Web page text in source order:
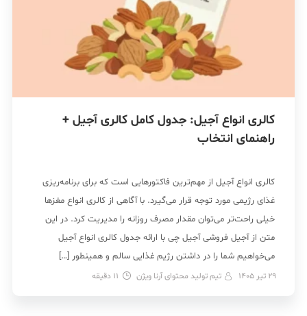
کالری انواع آجیل: جدول کامل کالری آجیل +
راهنمای انتخاب
کالری انواع آجیل از مهم‌ترین فاکتورهایی است که برای برنامه‌ریزی
غذای رژیمی مورد توجه قرار می‌گیرد. با آگاهی از کالری انواع مغزها
خیلی راحت‌تر می‌توان مقدار مصرف روزانه را مدیریت کرد. در این
متن از آجیل فروشی آجیل چی با ارائه جدول کالری انواع آجیل
می‌خواهیم شما را در داشتن رژیم غذایی سالم و همینطور […]
29 تیر 1405 تیم تولید محتوای آرنا ویژن 11 دقیقه